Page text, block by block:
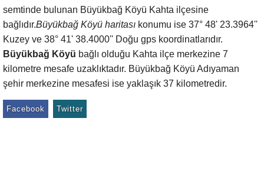
semtinde bulunan Büyükbağ Köyü Kahta ilçesine
bağlıdır.Büyükbağ Köyü haritası konumu ise 37° 48' 23.3964''
Kuzey ve 38° 41' 38.4000'' Doğu gps koordinatlarıdır.
Büyükbağ Köyü bağlı olduğu Kahta ilçe merkezine 7
kilometre mesafe uzaklıktadır. Büyükbağ Köyü Adıyaman
şehir merkezine mesafesi ise yaklaşık 37 kilometredir.
Facebook Twitter